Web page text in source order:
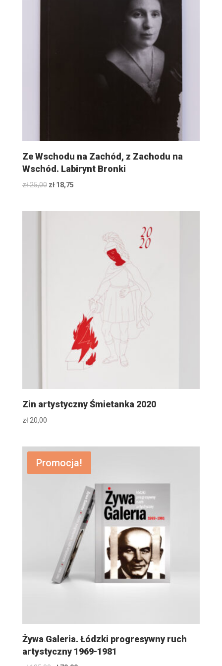
Ze Wschodu na Zachód, z Zachodu na
Wschód. Labirynt Bronki
zł25,00 Original
zł18,75Current
Zin artystyczny Śmietanka 2020
zł20,00
Promocja!
Żywa Galeria. Łódzki progresywny ruch
artystyczny 1969-1981